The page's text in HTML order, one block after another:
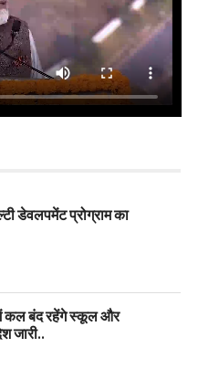
डेवलपमेंट प्रोग्राम का
कल बंद रहेंगे स्कूल और
जारी..